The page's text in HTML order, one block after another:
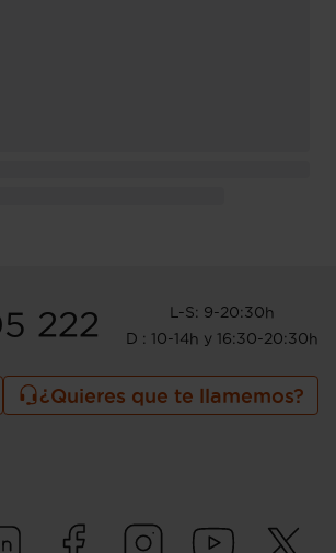
222
L-S: 9-20:30h
D : 10-14h y 16:30-20:30h
¿Quieres que te llamemos?